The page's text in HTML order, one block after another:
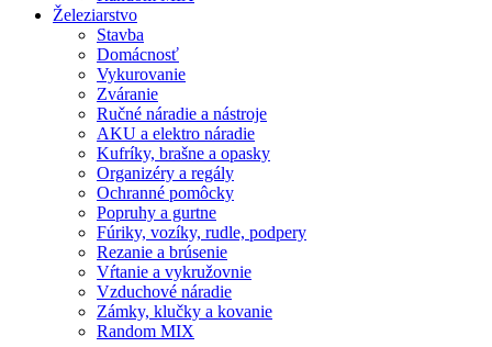
Železiarstvo
Stavba
Domácnosť
Vykurovanie
Zváranie
Ručné náradie a nástroje
AKU a elektro náradie
Kufríky, brašne a opasky
Organizéry a regály
Ochranné pomôcky
Popruhy a gurtne
Fúriky, vozíky, rudle, podpery
Rezanie a brúsenie
Vŕtanie a vykružovnie
Vzduchové náradie
Zámky, klučky a kovanie
Random MIX